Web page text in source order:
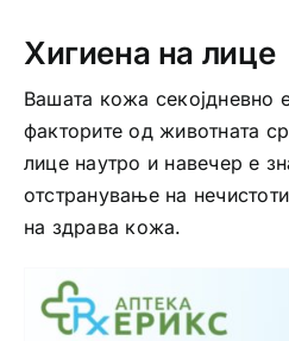
Витамини
Здравје
Интимно здравје
Хигиена на лице
Вашата кожа секојдневно
факторите од животната
лице наутро и навечер е
отстранување на
на здрава кожа.